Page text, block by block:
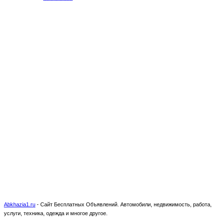
Abkhazia1.ru - Сайт Бесплатных Объявлений. Автомобили, недвижимость, работа,
услуги, техника, одежда и многое другое.